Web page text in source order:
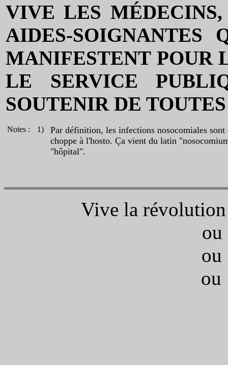
VIVE LES
AIDES-
MANIFESTENT POUR
LE SERVICE
SOUTENIR DE
Notes : 1)
Par définition, les infections nosocomiales sont
choppe à l'hosto. Ça vient du latin
"hôpital".
Vive la
ou
ou
ou